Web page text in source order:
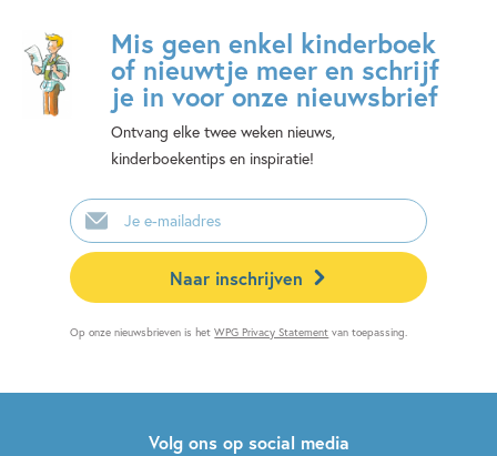
Mis geen enkel kinderboek
of nieuwtje meer en schrijf
je in voor onze nieuwsbrief
Ontvang elke twee weken nieuws,
kinderboekentips en inspiratie!
E-
mailadres
Naar inschrijven
Op onze nieuwsbrieven is hetWPG Privacy Statement van toepassing.
Volg ons op social media